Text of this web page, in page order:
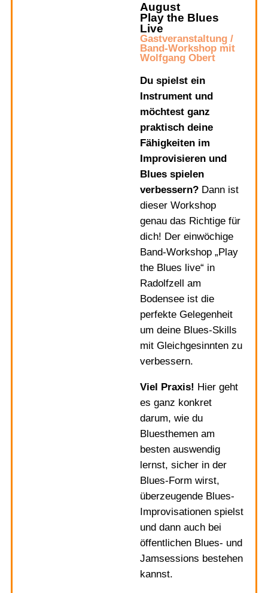
August
Play the Blues
Live
Gastveranstaltung /
Band-Workshop mit
Wolfgang Obert
Du spielst ein
Instrument und
möchtest ganz
praktisch deine
Fähigkeiten im
Improvisieren und
Blues spielen
verbessern? Dann ist
dieser Workshop
genau das Richtige für
dich! Der einwöchige
Band-Workshop „Play
the Blues live“ in
Radolfzell am
Bodensee ist die
perfekte Gelegenheit
um deine Blues-Skills
mit Gleichgesinnten zu
verbessern.
Viel Praxis! Hier geht
es ganz konkret
darum, wie du
Bluesthemen am
besten auswendig
lernst, sicher in der
Blues-Form wirst,
überzeugende Blues-
Improvisationen spielst
und dann auch bei
öffentlichen Blues- und
Jamsessions bestehen
kannst.